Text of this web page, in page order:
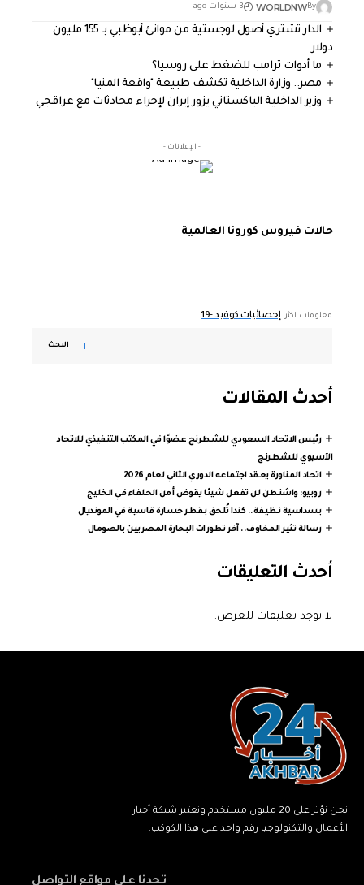
By
WORLDNW 3 سنوات ago
الدار تشتري أصول لوجستية من موانئ أبوظبي بـ 155 مليون
دولار
ما أدوات ترامب للضغط على روسيا؟
مصر.. وزارة الداخلية تكشف طبيعة "واقعة المنيا"
وزير الداخلية الباكستاني يزور إيران لإجراء محادثات مع عراقجي
- الإعلانات -
حالات فيروس كورونا العالمية
معلومات اكثر: إحصائيات كوفيد -19
البحث
أحدث المقالات
رئيس الاتحاد السعودي للشطرنج عضوًا في المكتب التنفيذي للاتحاد
الآسيوي للشطرنج
اتحاد المناورة يعقد اجتماعه الدوري الثاني لعام 2026
روبيو: واشنطن لن تفعل شيئا يقوض أمن الحلفاء في الخليج
بسداسية نظيفة.. كندا تُلحق بقطر خسارة قاسية في المونديال
رسالة تثير المخاوف.. آخر تطورات البحارة المصريين بالصومال
أحدث التعليقات
لا توجد تعليقات للعرض.
نحن نؤثر على 20 مليون مستخدم ونعتبر شبكة أخبار
الأعمال والتكنولوجيا رقم واحد على هذا الكوكب.
تجدنا على مواقع التواصل